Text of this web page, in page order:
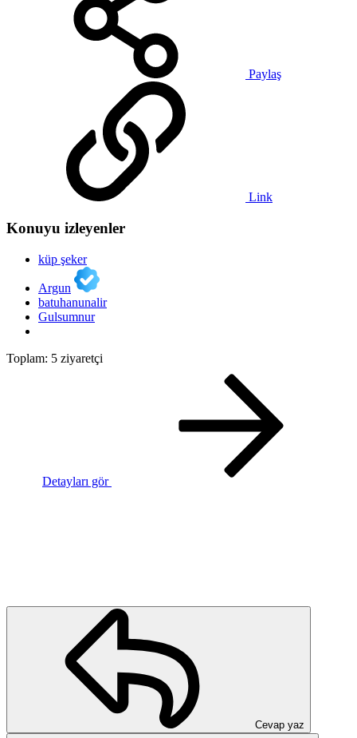
Paylaş
Link
Konuyu izleyenler
küp şeker
Argun
batuhanunalir
Gulsumnur
Toplam: 5 ziyaretçi
Detayları gör
Cevap yaz